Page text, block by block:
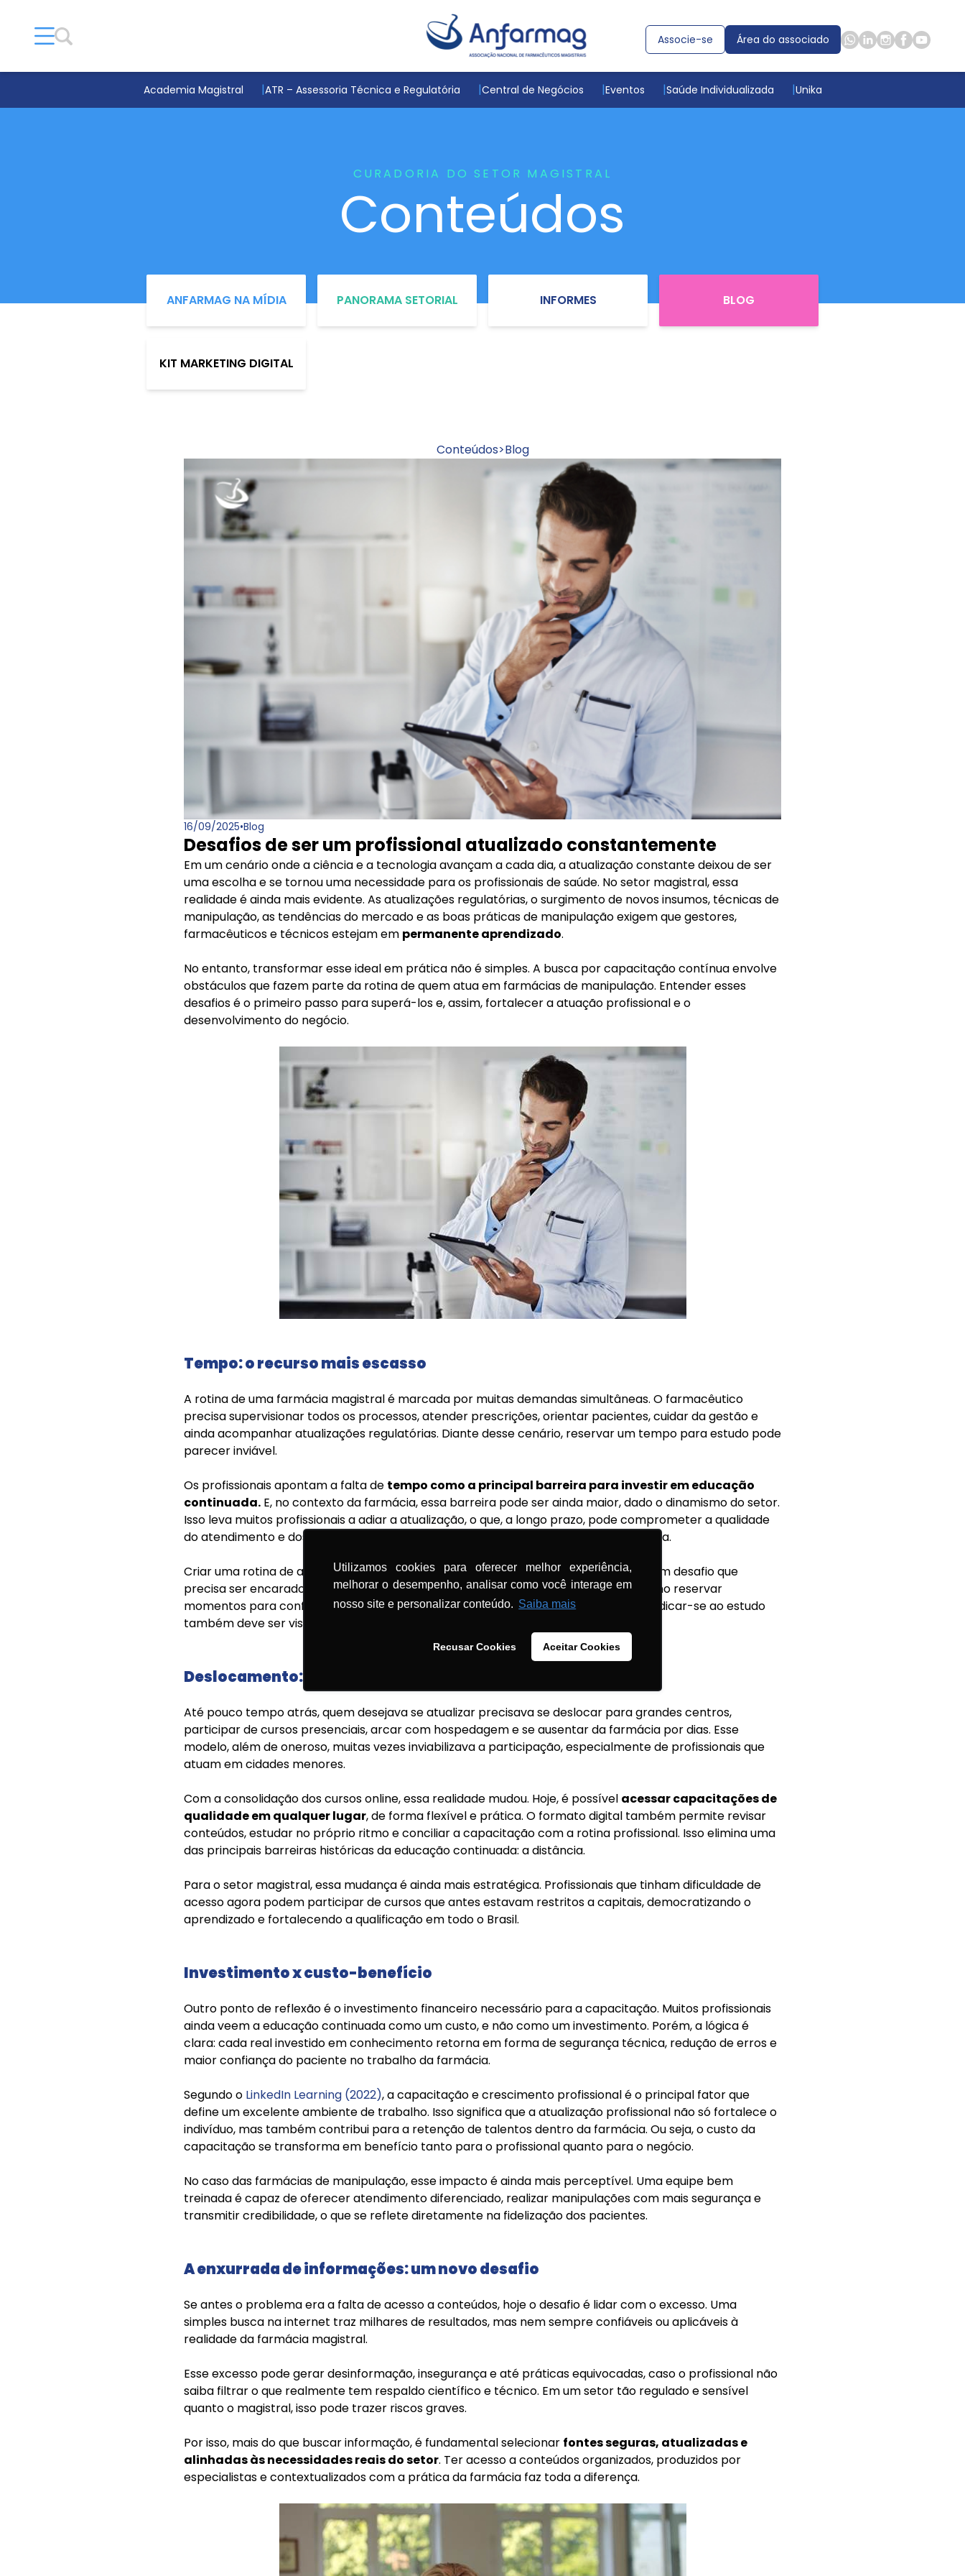
Utilizamos cookies para oferecer melhor experiência,
melhorar o desempenho, analisar como você interage em
nosso site e personalizar conteúdo. Saiba mais
Recusar Cookies Aceitar Cookies
Associe-se Área do associado
Academia Magistral ATR – Assessoria Técnica e Regulatória Central de Negócios Eventos Saúde Individualizada Unika
CURADORIA DO SETOR MAGISTRAL
Conteúdos
ANFARMAG NA MÍDIA PANORAMA SETORIAL INFORMES BLOG
KIT MARKETING DIGITAL
Conteúdos>Blog
16/09/2025•Blog
Desafios de ser um profissional atualizado constantemente
Em um cenário onde a ciência e a tecnologia avançam a cada dia, a atualização constante deixou de ser
uma escolha e se tornou uma necessidade para os profissionais de saúde. No setor magistral, essa
realidade é ainda mais evidente. As atualizações regulatórias, o surgimento de novos insumos, técnicas de
manipulação, as tendências do mercado e as boas práticas de manipulação exigem que gestores,
farmacêuticos e técnicos estejam em permanente aprendizado.
No entanto, transformar esse ideal em prática não é simples. A busca por capacitação contínua envolve
obstáculos que fazem parte da rotina de quem atua em farmácias de manipulação. Entender esses
desafios é o primeiro passo para superá-los e, assim, fortalecer a atuação profissional e o
desenvolvimento do negócio.
Tempo: o recurso mais escasso
A rotina de uma farmácia magistral é marcada por muitas demandas simultâneas. O farmacêutico
precisa supervisionar todos os processos, atender prescrições, orientar pacientes, cuidar da gestão e
ainda acompanhar atualizações regulatórias. Diante desse cenário, reservar um tempo para estudo pode
parecer inviável.
Os profissionais apontam a falta de tempo como a principal barreira para investir em educação
continuada. E, no contexto da farmácia, essa barreira pode ser ainda maior, dado o dinamismo do setor.
Isso leva muitos profissionais a adiar a atualização, o que, a longo prazo, pode comprometer a qualidade
do atendimento e dos produtos magistrais, bem como a competitividade da farmácia.
Criar uma rotina de aprendizado, mesmo que em pequenos intervalos de tempo, é um desafio que
precisa ser encarado como parte da própria atividade profissional. Afinal, assim como reservar
momentos para conferência de fórmulas ou atendimento ao público é essencial, dedicar-se ao estudo
também deve ser visto como um investimento em segurança e excelência.
Deslocamento: a distância como barreira
Até pouco tempo atrás, quem desejava se atualizar precisava se deslocar para grandes centros,
participar de cursos presenciais, arcar com hospedagem e se ausentar da farmácia por dias. Esse
modelo, além de oneroso, muitas vezes inviabilizava a participação, especialmente de profissionais que
atuam em cidades menores.
Com a consolidação dos cursos online, essa realidade mudou. Hoje, é possível acessar capacitações de
qualidade em qualquer lugar, de forma flexível e prática. O formato digital também permite revisar
conteúdos, estudar no próprio ritmo e conciliar a capacitação com a rotina profissional. Isso elimina uma
das principais barreiras históricas da educação continuada: a distância.
Para o setor magistral, essa mudança é ainda mais estratégica. Profissionais que tinham dificuldade de
acesso agora podem participar de cursos que antes estavam restritos a capitais, democratizando o
aprendizado e fortalecendo a qualificação em todo o Brasil.
Investimento x custo-benefício
Outro ponto de reflexão é o investimento financeiro necessário para a capacitação. Muitos profissionais
ainda veem a educação continuada como um custo, e não como um investimento. Porém, a lógica é
clara: cada real investido em conhecimento retorna em forma de segurança técnica, redução de erros e
maior confiança do paciente no trabalho da farmácia.
Segundo o LinkedIn Learning (2022), a capacitação e crescimento profissional é o principal fator que
define um excelente ambiente de trabalho. Isso significa que a atualização profissional não só fortalece o
indivíduo, mas também contribui para a retenção de talentos dentro da farmácia. Ou seja, o custo da
capacitação se transforma em benefício tanto para o profissional quanto para o negócio.
No caso das farmácias de manipulação, esse impacto é ainda mais perceptível. Uma equipe bem
treinada é capaz de oferecer atendimento diferenciado, realizar manipulações com mais segurança e
transmitir credibilidade, o que se reflete diretamente na fidelização dos pacientes.
A enxurrada de informações: um novo desafio
Se antes o problema era a falta de acesso a conteúdos, hoje o desafio é lidar com o excesso. Uma
simples busca na internet traz milhares de resultados, mas nem sempre confiáveis ou aplicáveis à
realidade da farmácia magistral.
Esse excesso pode gerar desinformação, insegurança e até práticas equivocadas, caso o profissional não
saiba filtrar o que realmente tem respaldo científico e técnico. Em um setor tão regulado e sensível
quanto o magistral, isso pode trazer riscos graves.
Por isso, mais do que buscar informação, é fundamental selecionar fontes seguras, atualizadas e
alinhadas às necessidades reais do setor. Ter acesso a conteúdos organizados, produzidos por
especialistas e contextualizados com a prática da farmácia faz toda a diferença.